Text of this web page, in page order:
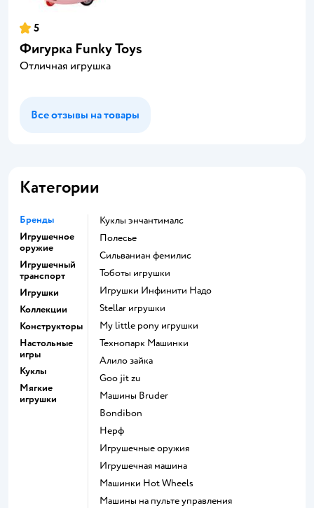
5
Фигурка Funky Toys
Отличная игрушка
Все отзывы на товары
Категории
Бренды
Игрушечное
оружие
Игрушечный
транспорт
Игрушки
Коллекции
Конструкторы
Настольные
игры
Куклы
Мягкие
игрушки
Куклы энчантималс
Полесье
Сильваниан фемилис
Тоботы игрушки
Игрушки Инфинити Надо
Stellar игрушки
my little pony игрушки
Технопарк Машинки
Алило зайка
Goo jit zu
Машины Bruder
Bondibon
Нерф
Игрушечные оружия
Игрушечная машина
Машинки Hot Wheels
Машины на пульте управления